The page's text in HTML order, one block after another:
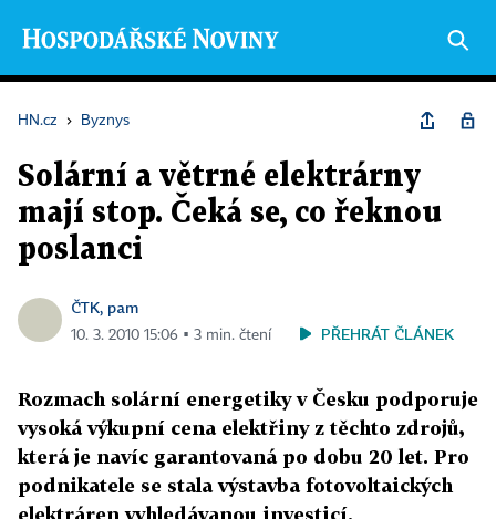
HN.cz › Byznys
Solární a větrné elektrárny
mají stop. Čeká se, co řeknou
poslanci
ČTK, pam
10. 3. 2010 15:06 ▪ 3 min. čtení PŘEHRÁT ČLÁNEK
Rozmach solární energetiky v Česku podporuje
vysoká výkupní cena elektřiny z těchto zdrojů,
která je navíc garantovaná po dobu 20 let. Pro
podnikatele se stala výstavba fotovoltaických
elektráren vyhledávanou investicí.